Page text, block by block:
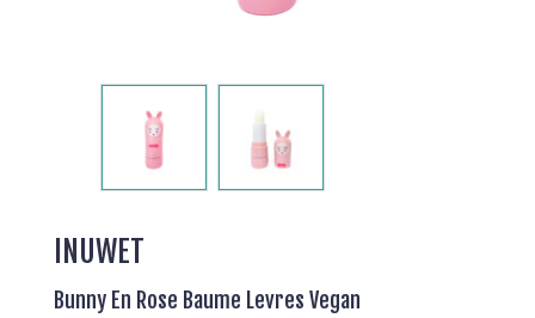
INUWET
Bunny En Rose Baume Levres Vegan